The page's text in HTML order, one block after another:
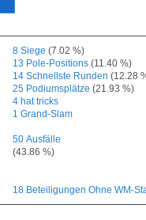
8 Siege (7.02 %)
13 Pole-Positions (11.40 %)
14 Schnellste Runden (12.28
25 Podiumsplätze (21.93 %)
4 hat tricks
1 Grand-Slam
50 Ausfälle
(43.86 %)
18 Beteiligungen Ohne WM-